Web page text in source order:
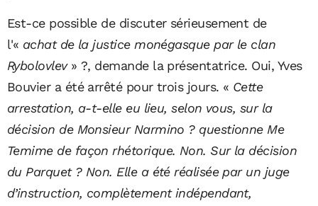
Est-ce possible de discuter sérieusement de
l'« achat de la justice monégasque par le clan
Rybolovlev» ?, demande la présentatrice. Oui, Yves
Bouvier a été arrêté pour trois jours. « Cette
arrestation, a-t-elle eu lieu, selon vous, sur la
décision de Monsieur Narmino ? questionne Me
Temime de façon rhétorique. Non. Sur la décision
du Parquet ? Non. Elle a été réalisée par un juge
d’instruction, complètement indépendant,